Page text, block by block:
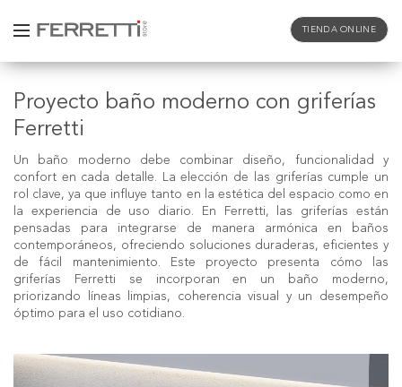
TIENDA ONLINE
Proyecto baño moderno con griferías
Ferretti
Un baño moderno debe combinar diseño, funcionalidad y
confort en cada detalle. La elección de las griferías cumple un
rol clave, ya que influye tanto en la estética del espacio como en
la experiencia de uso diario. En Ferretti, las griferías están
pensadas para integrarse de manera armónica en baños
contemporáneos, ofreciendo soluciones duraderas, eficientes y
de fácil mantenimiento.
Este proyecto presenta cómo las
griferías Ferretti se incorporan en un baño moderno,
priorizando líneas limpias, coherencia visual y un desempeño
óptimo para el uso cotidiano.